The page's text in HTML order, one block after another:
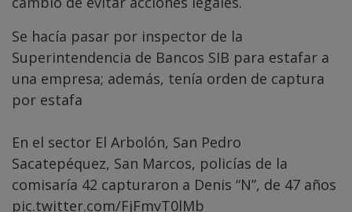
Se hacía pasar por inspector de la
Superintendencia de Bancos SIB para estafar a
una empresa; además, tenía orden de captura
por estafa
En el sector El Arbolón, San Pedro
Sacatepéquez, San Marcos, policías de la
comisaría 42 capturaron a Denis “N”, de 47 años
pic.twitter.com/FjFmvT0lMb